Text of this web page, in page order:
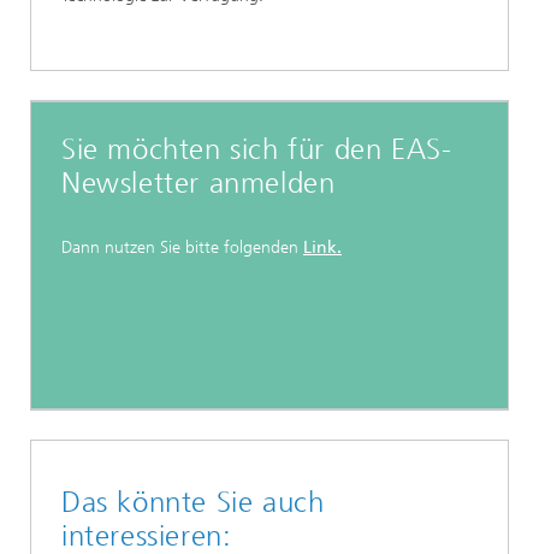
Sie möchten sich für den EAS-
Newsletter anmelden
Dann nutzen Sie bitte folgenden Link.
Das könnte Sie auch
interessieren: